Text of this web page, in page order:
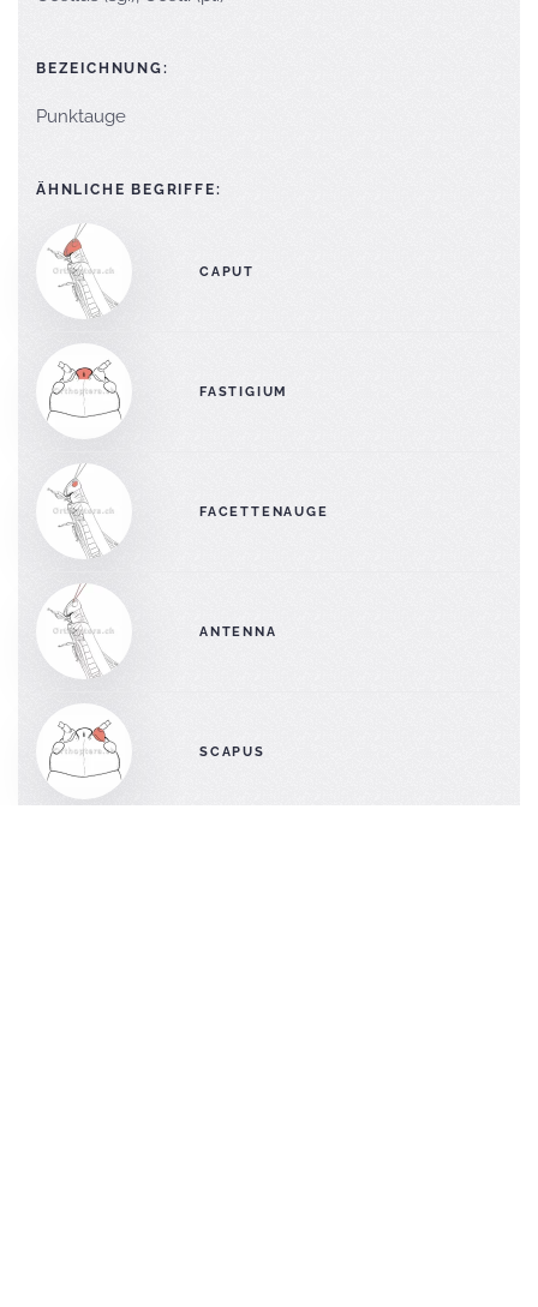
BEZEICHNUNG:
Punktauge
ÄHNLICHE BEGRIFFE:
CAPUT
FASTIGIUM
FACETTENAUGE
ANTENNA
SCAPUS